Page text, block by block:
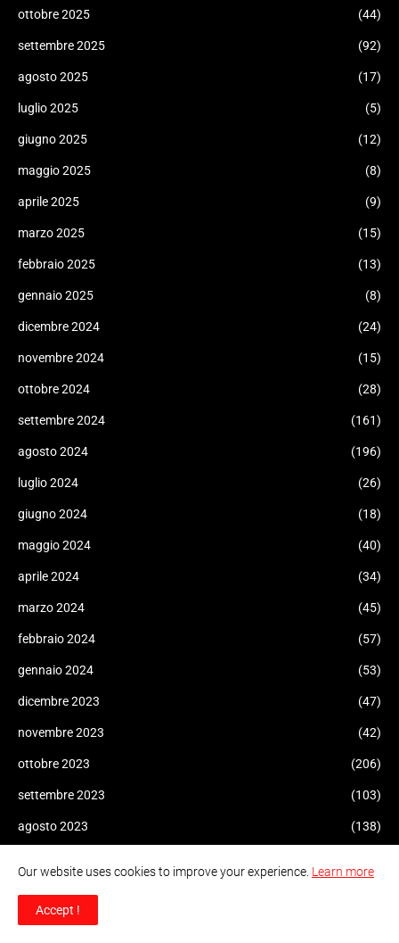
ottobre 2025 (44)
settembre 2025 (92)
agosto 2025 (17)
luglio 2025 (5)
giugno 2025 (12)
maggio 2025 (8)
aprile 2025 (9)
marzo 2025 (15)
febbraio 2025 (13)
gennaio 2025 (8)
dicembre 2024 (24)
novembre 2024 (15)
ottobre 2024 (28)
settembre 2024 (161)
agosto 2024 (196)
luglio 2024 (26)
giugno 2024 (18)
maggio 2024 (40)
aprile 2024 (34)
marzo 2024 (45)
febbraio 2024 (57)
gennaio 2024 (53)
dicembre 2023 (47)
novembre 2023 (42)
ottobre 2023 (206)
settembre 2023 (103)
agosto 2023 (138)
maggio 2023
Our website uses cookies to improve your experience. Learn more
Accept !